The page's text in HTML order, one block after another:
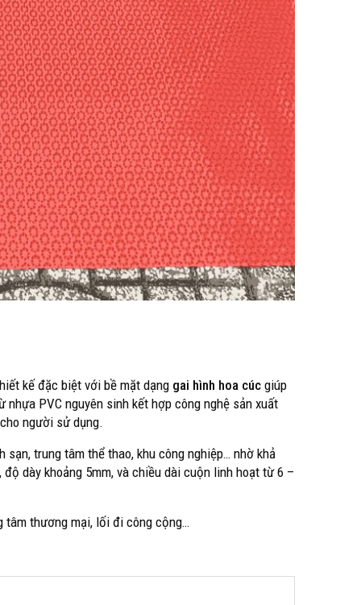
kế đặc biệt với bề mặt dạng gai hình hoa cúc giúp
PVC nguyên sinh kết hợp công nghệ sản xuất
người sử dụng.
trung tâm thể thao, khu công nghiệp… nhờ khả
dày khoảng 5mm, và chiều dài cuộn linh hoạt từ 6 –
tâm thương mại, lối đi công cộng…